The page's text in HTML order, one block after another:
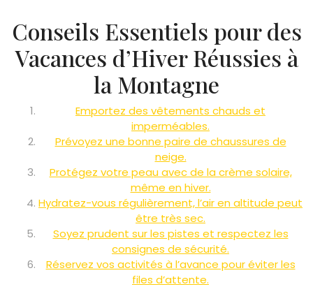
Conseils Essentiels pour des
Vacances d’Hiver Réussies à
la Montagne
Emportez des vêtements chauds et
imperméables.
Prévoyez une bonne paire de chaussures de
neige.
Protégez votre peau avec de la crème solaire,
même en hiver.
Hydratez-vous régulièrement, l’air en altitude peut
être très sec.
Soyez prudent sur les pistes et respectez les
consignes de sécurité.
Réservez vos activités à l’avance pour éviter les
files d’attente.